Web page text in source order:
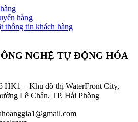
hàng
thông tin khách hàng
NGHỆ TỰ ĐỘNG HÓA
HK1 – Khu đô thị WaterFront City,
Lê Chân, TP. Hải Phòng